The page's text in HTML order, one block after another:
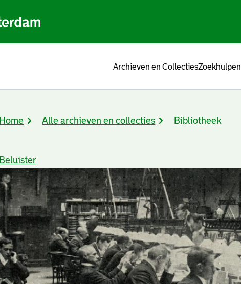
Archieven en CollectiesZoekhulpen
Kruimelpad
Home Alle archieven en collecties Bibliotheek
Beluister